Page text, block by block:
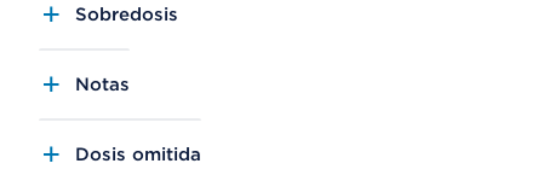
Sobredosis
Notas
Dosis omitida